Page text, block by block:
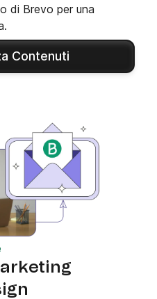
di Brevo per una
Contenuti